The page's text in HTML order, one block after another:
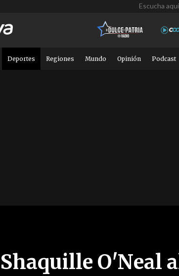
Escucha
Deportes Regiones Mundo Opinión Podcast
Shaquille O'Neal